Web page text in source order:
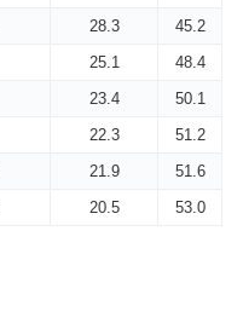
28.3
45.2
25.1
48.4
23.4
50.1
22.3
51.2
21.9
51.6
20.5 53.0